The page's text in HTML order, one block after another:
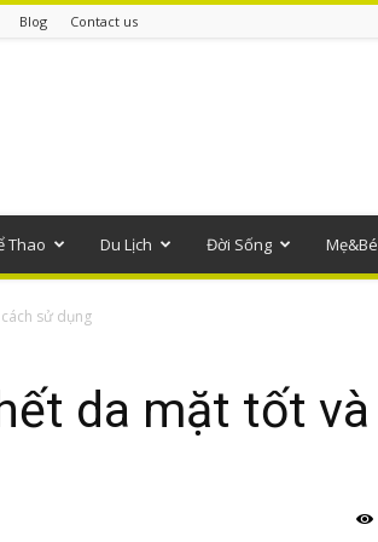
Blog Contact us
Thao Du Lịch Đời Sống Mẹ&Bé
sử dụng
da mặt tốt và